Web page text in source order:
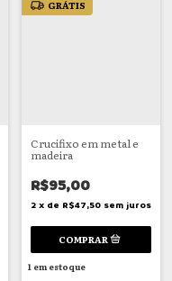
GRÁTIS
Crucifixo em metal e
madeira
R$95,00
2 x de R$47,50 sem juros
1em estoque